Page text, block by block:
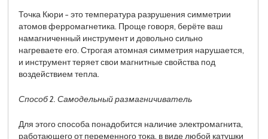
Точка Кюри − это температура разрушения симметрии
атомов ферромагнетика. Проще говоря, берёте ваш
намагниченный инструмент и довольно сильно
нагреваете его. Строгая атомная симметрия нарушается,
и инструмент теряет свои магнитные свойства под
воздействием тепла.
Способ 2. Самодельный размагничиватель
Для этого способа понадобится наличие электромагнита,
работающего от переменного тока, в виде любой катушки